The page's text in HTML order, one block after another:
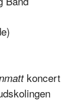
koncert